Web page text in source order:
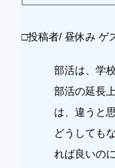
□投稿者/ 昼休み ゲ
部活は、学
部活の延長
は、違うと思
どうしても
れば良いのに